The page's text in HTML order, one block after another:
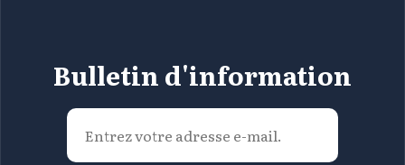
Bulletin d'information